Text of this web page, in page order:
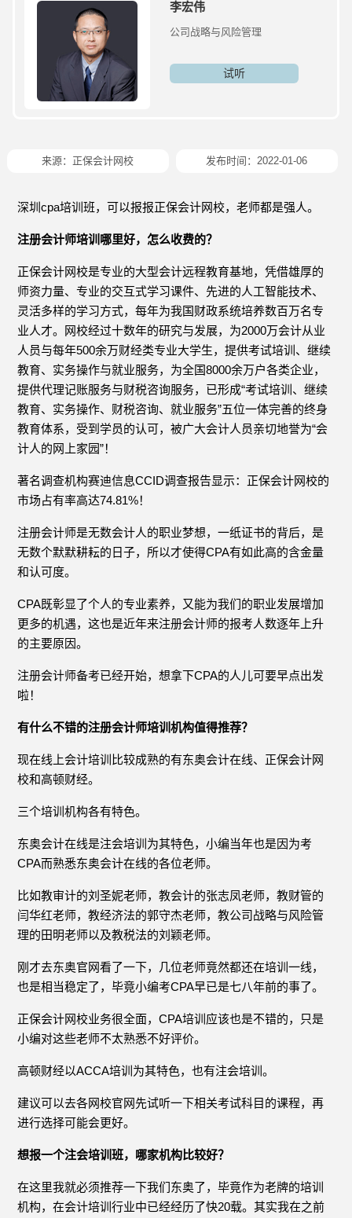
李宏伟
公司战略与风险管理
试听
来源： 正保会计网校 发布时间：2022-01-06
深圳cpa培训班，可以报报正保会计网校，老师都是强人。
注册会计师培训哪里好，怎么收费的？
正保会计网校是专业的大型会计远程教育基地，凭借雄厚的
师资力量、专业的交互式学习课件、先进的人工智能技术、
灵活多样的学习方式，每年为我国财政系统培养数百万名专
业人才。网校经过十数年的研究与发展，为2000万会计从业
人员与每年500余万财经类专业大学生，提供考试培训、继续
教育、实务操作与就业服务，为全国8000余万户各类企业，
提供代理记账服务与财税咨询服务，已形成“考试培训、继续
教育、实务操作、财税咨询、就业服务”五位一体完善的终身
教育体系，受到学员的认可，被广大会计人员亲切地誉为“会
计人的网上家园”！
著名调查机构赛迪信息CCID调查报告显示：正保会计网校的
市场占有率高达74.81%！
注册会计师是无数会计人的职业梦想，一纸证书的背后，是
无数个默默耕耘的日子，所以才使得CPA有如此高的含金量
和认可度。
CPA既彰显了个人的专业素养，又能为我们的职业发展增加
更多的机遇，这也是近年来注册会计师的报考人数逐年上升
的主要原因。
注册会计师备考已经开始，想拿下CPA的人儿可要早点出发
啦！
有什么不错的注册会计师培训机构值得推荐？
现在线上会计培训比较成熟的有东奥会计在线、正保会计网
校和高顿财经。
三个培训机构各有特色。
东奥会计在线是注会培训为其特色，小编当年也是因为考
CPA而熟悉东奥会计在线的各位老师。
比如教审计的刘圣妮老师，教会计的张志凤老师，教财管的
闫华红老师，教经济法的郭守杰老师，教公司战略与风险管
理的田明老师以及教税法的刘颖老师。
刚才去东奥官网看了一下，几位老师竟然都还在培训一线，
也是相当稳定了，毕竟小编考CPA早已是七八年前的事了。
正保会计网校业务很全面，CPA培训应该也是不错的，只是
小编对这些老师不太熟悉不好评价。
高顿财经以ACCA培训为其特色，也有注会培训。
建议可以去各网校官网先试听一下相关考试科目的课程，再
进行选择可能会更好。
想报一个注会培训班，哪家机构比较好？
在这里我就必须推荐一下我们东奥了，毕竟作为老牌的培训
机构，在会计培训行业中已经经历了快20载。其实我在之前